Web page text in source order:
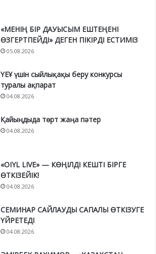
«МЕНІҢ БІР ДАУЫСЫМ ЕШТЕҢЕНІ
ӨЗГЕРТПЕЙДІ» ДЕГЕН ПІКІРДІ ЕСТИМІЗ
05.08.2026
ҮЕҰ үшін сыйлықақы беру конкурсы
туралы ақпарат
04.08.2026
Қайыңдыда төрт жаңа пәтер
04.08.2026
«OIYL LIVE» — КӨҢІЛДІ КЕШТІ БІРГЕ
ӨТКІЗЕЙІК!
04.08.2026
СЕМИНАР САЙЛАУДЫ САПАЛЫ ӨТКІЗУГЕ
ҮЙРЕТЕДІ
04.08.2026